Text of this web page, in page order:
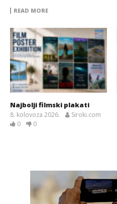
READ MORE
Najbolji filmski plakati
8. kolovoza 2026.
Siroki.com
0
0